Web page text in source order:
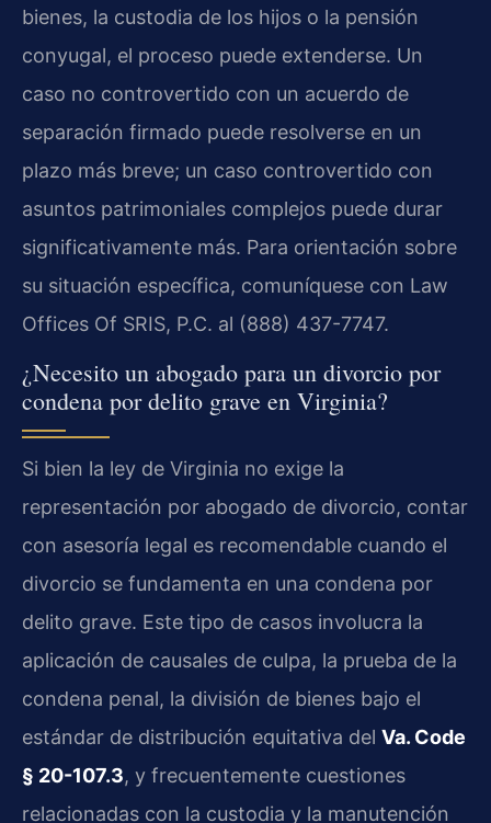
bienes, la custodia de los hijos o la pensión
conyugal, el proceso puede extenderse. Un
caso no controvertido con un acuerdo de
separación firmado puede resolverse en un
plazo más breve; un caso controvertido con
asuntos patrimoniales complejos puede durar
significativamente más. Para orientación sobre
su situación específica, comuníquese con Law
Offices Of SRIS, P.C. al (888) 437-7747.
¿Necesito un abogado para un divorcio por
condena por delito grave en Virginia?
Si bien la ley de Virginia no exige la
representación por abogado de divorcio, contar
con asesoría legal es recomendable cuando el
divorcio se fundamenta en una condena por
delito grave. Este tipo de casos involucra la
aplicación de causales de culpa, la prueba de la
condena penal, la división de bienes bajo el
estándar de distribución equitativa del Va. Code
§ 20-107.3, y frecuentemente cuestiones
relacionadas con la custodia y la manutención